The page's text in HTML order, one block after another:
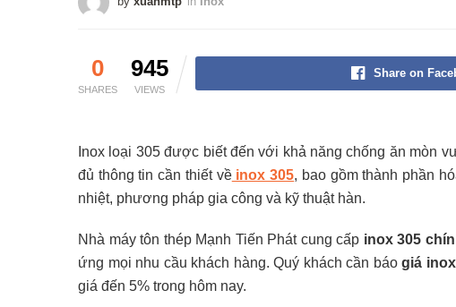
0
SHARES
945
VIEWS
Share on
Inox loại 305 được biết đến với khả năng chống ăn mòn
đủ thông tin cần thiết vềinox 305, bao gồm thành phần
nhiệt, phương pháp gia công và kỹ thuật hàn.
Nhà máy tôn thép Mạnh Tiến Phát cung cấp inox 305
ứng mọi nhu cầu khách hàng. Quý khách cần báogiá
giá đến 5% trong hôm nay.